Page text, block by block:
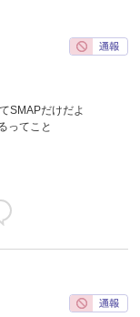
SMAPだけだよ
ってこと